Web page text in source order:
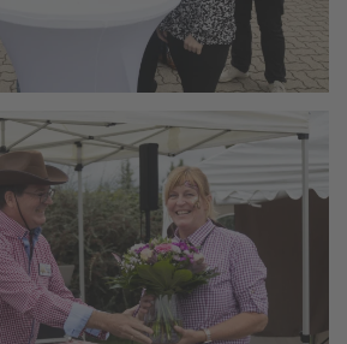
vergrößern